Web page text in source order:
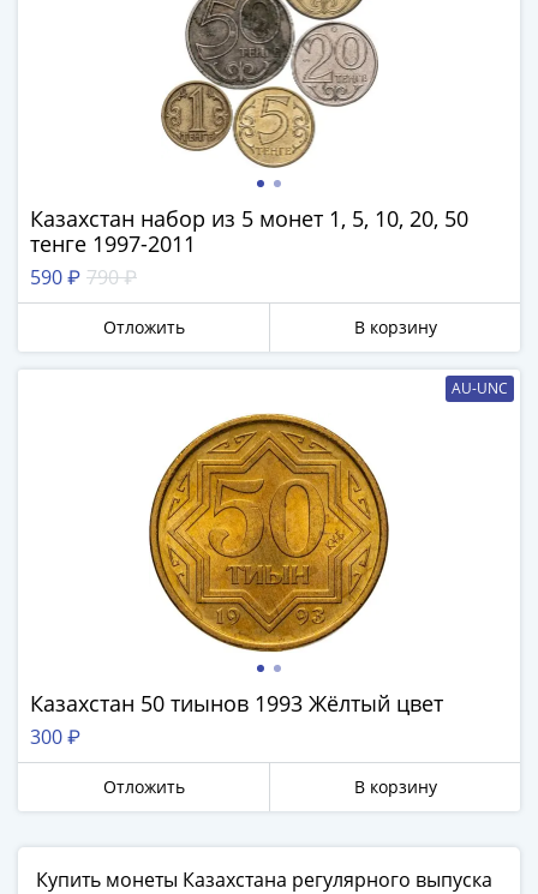
Казахстан набор из 5 монет 1, 5, 10, 20, 50
тенге 1997-2011
590 ₽ 790 ₽
Отложить В корзину
AU-UNC
Казахстан 50 тиынов 1993 Жёлтый цвет
300 ₽
Отложить В корзину
Купить монеты Казахстана регулярного выпуска